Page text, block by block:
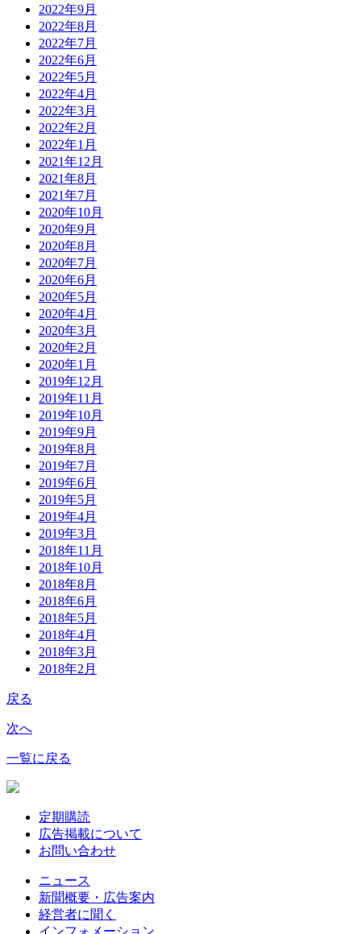
2022年9月
2022年8月
2022年7月
2022年6月
2022年5月
2022年4月
2022年3月
2022年2月
2022年1月
2021年12月
2021年8月
2021年7月
2020年10月
2020年9月
2020年8月
2020年7月
2020年6月
2020年5月
2020年4月
2020年3月
2020年2月
2020年1月
2019年12月
2019年11月
2019年10月
2019年9月
2019年8月
2019年7月
2019年6月
2019年5月
2019年4月
2019年3月
2018年11月
2018年10月
2018年8月
2018年6月
2018年5月
2018年4月
2018年3月
2018年2月
戻る
次へ
一覧に戻る
定期購読
広告掲載について
お問い合わせ
ニュース
新聞概要・広告案内
経営者に聞く
インフォメーション